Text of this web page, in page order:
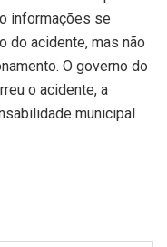
informações se
do acidente, mas não
O governo do
o acidente, a
municipal